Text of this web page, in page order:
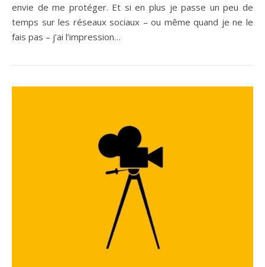
envie de me protéger. Et si en plus je passe un peu de
temps sur les réseaux sociaux – ou même quand je ne le
fais pas – j’ai l’impression…